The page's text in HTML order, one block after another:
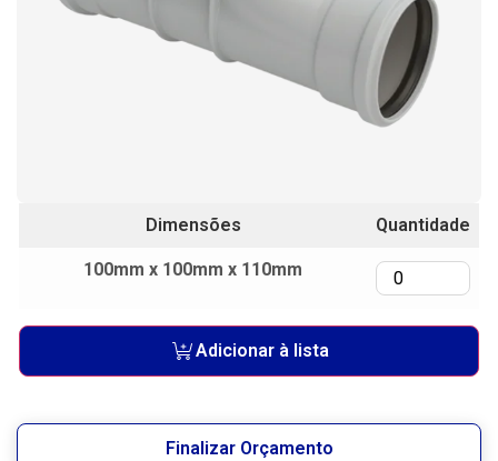
Dimensões Quantidade
100mm x 100mm x 110mm
Adicionar à lista
Finalizar Orçamento